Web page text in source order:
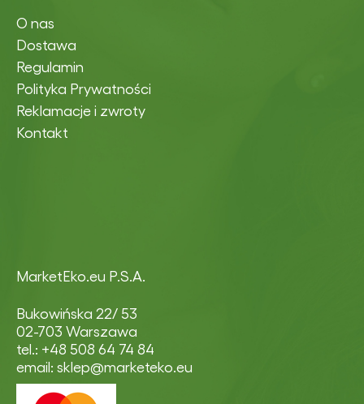
MarketEko.eu P.S.A.
Bukowińska 22/ 53
02-703 Warszawa
tel.: +48 508 64 74 84
email: sklep@marketeko.eu
O nas
Dostawa
Regulamin
Polityka Prywatności
Reklamacje i zwroty
Kontakt